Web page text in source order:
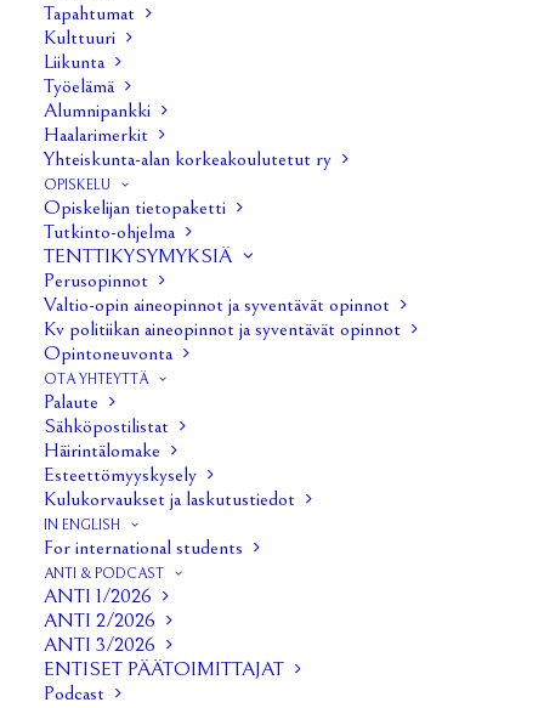
Tapahtumat
Kulttuuri
Liikunta
Työelämä
Alumnipankki
Haalarimerkit
Yhteiskunta-alan korkeakoulutetut ry
OPISKELU
Opiskelijan tietopaketti
Tutkinto-ohjelma
TENTTIKYSYMYKSIÄ
Perusopinnot
Valtio-opin aineopinnot ja syventävät opinnot
Kv politiikan aineopinnot ja syventävät opinnot
Opintoneuvonta
OTA YHTEYTTÄ
Palaute
Sähköpostilistat
Häirintälomake
Esteettömyyskysely
Kulukorvaukset ja laskutustiedot
IN ENGLISH
For international students
ANTI & PODCAST
ANTI 1/2026
ANTI 2/2026
ANTI 3/2026
ENTISET PÄÄTOIMITTAJAT
Podcast
1/15